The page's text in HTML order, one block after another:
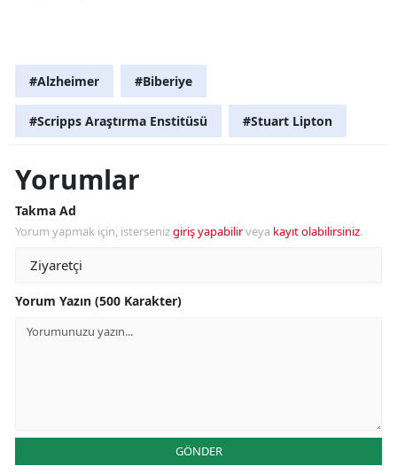
#Alzheimer #Biberiye
#Scripps Araştırma Enstitüsü #Stuart Lipton
Yorumlar
Takma Ad
Yorum yapmak için, istersenizgiriş yapabilirveya kayıt olabilirsiniz.
Yorum Yazın (500 Karakter)
GÖNDER